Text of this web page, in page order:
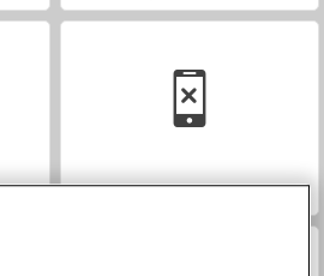
Car Parking City Duel